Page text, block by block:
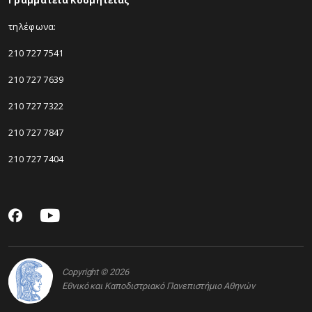
τηλέφωνα:
210 727 7541
210 727 7639
210 727 7322
210 727 7847
210 727 7404
Copyright © 2026
Εθνικό και Καποδιστριακό Πανεπιστήμιο Αθηνών